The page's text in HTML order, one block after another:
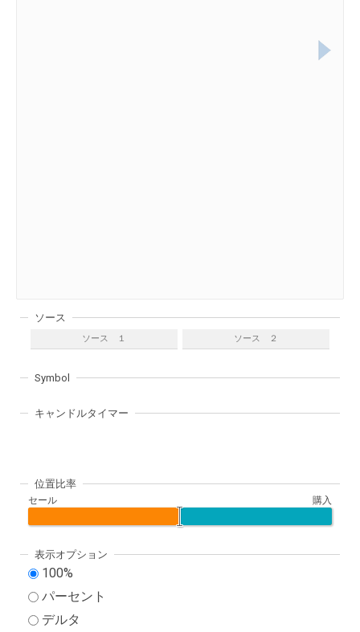
ソース
ソース １ ソース ２
Symbol
キャンドルタイマー
位置比率
セール 購入
表示オプション
100%
パーセント
デルタ